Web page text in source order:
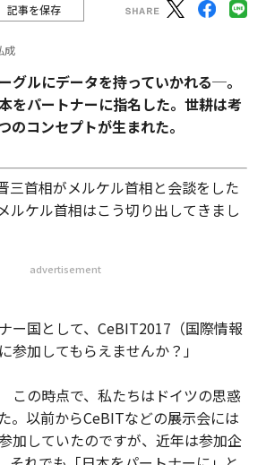
記事を保存
成
グルにデータを持っていかれる─。
をパートナーに指名した。世耕は考
のコンセプトが生まれた。
三首相がメルケル首相と会談をした
ルケル首相はこう切り出してきまし
advertisement
ー国として、CeBIT2017（国際情報
参加してもらえませんか？」
の時点で、私たちはドイツの思惑
。以前からCeBITなどの展示会には
加していたのですが、近年は参加企